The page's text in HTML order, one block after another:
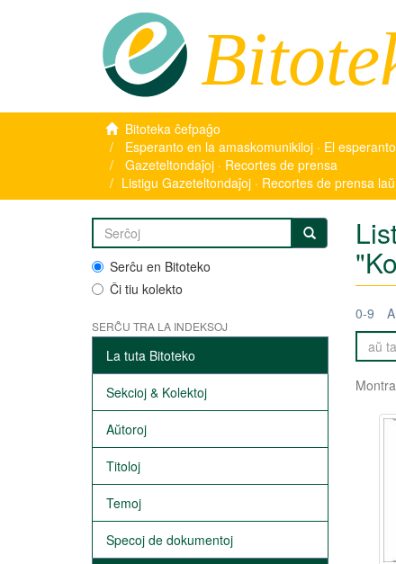
Bitoteka ĉefpaĝo
Esperanto en la amaskomunikiloj · El
Gazeteltondaĵoj · Recortes de prensa
Listigu Gazeteltondaĵoj · Recortes de prensa
Serĉu en Bitoteko
Ĉi tiu kolekto
SERĈU TRA LA INDEKSOJ
La tuta Bitoteko
Sekcioj & Kolektoj
Aŭtoroj
Titoloj
Temoj
Specoj de dokumentoj
0-9 A